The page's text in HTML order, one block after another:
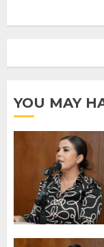
YOU MAY